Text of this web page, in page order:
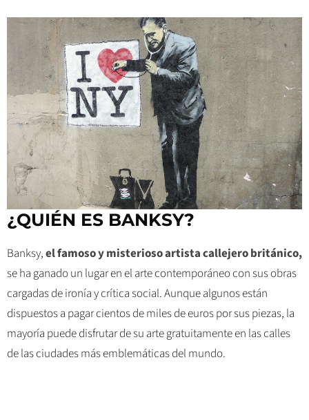
¿QUIÉN ES BANKSY?
Banksy,el famoso y misterioso artista callejero británico,
se ha ganado un lugar en el arte contemporáneo con sus obras
cargadas de ironía y crítica social. Aunque algunos están
dispuestos a pagar cientos de miles de euros por sus piezas, la
mayoría puede disfrutar de su arte gratuitamente en las calles
de las ciudades más emblemáticas del mundo.